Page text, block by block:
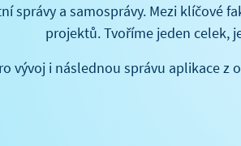
správy a samosprávy. Mezi klíčové
projektů. Tvoříme jeden celek,
vývoj i následnou správu aplikace